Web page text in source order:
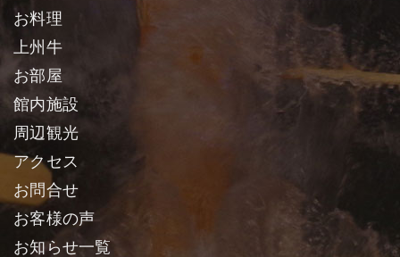
お料理
上州牛
お部屋
館内施設
周辺観光
アクセス
お問合せ
お客様の声
お知らせ一覧